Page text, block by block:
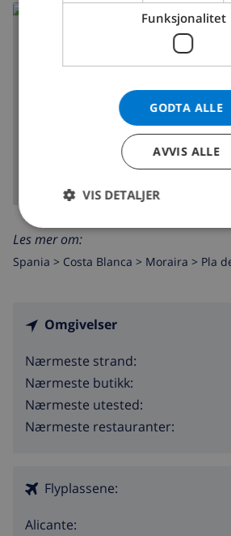
Les mer om:
Spania > Costa Blanca > Moraira > Pla
Omgivelser
Nærmeste strand:
Nærmeste butikk:
Nærmeste utested:
Nærmeste restauranter:
Flyplassene:
Alicante:
Funksjonalitet
GODTA ALLE
AVVIS ALLE
VIS DETALJER